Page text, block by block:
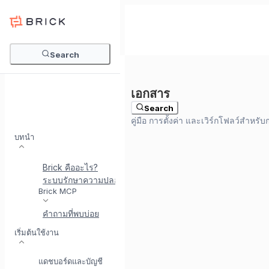
Search
Search
บทนำ
Brick คืออะไร?
ระบบรักษาความปลอดภัยที่ Brick
Brick MCP
คำถามที่พบบ่อย
เริ่มต้นใช้งาน
แดชบอร์ดและบัญชี